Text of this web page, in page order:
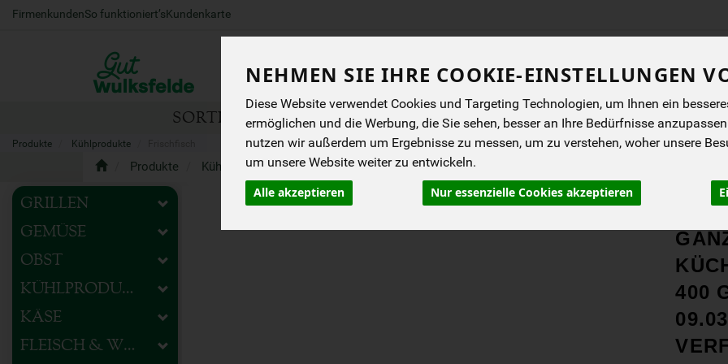
NEHMEN SIE IHRE COOKIE-EINSTELLUNGEN
Diese Website verwendet Cookies und Targeting Technologien, um Ihnen ein
ermöglichen und die Werbung, die Sie sehen, besser an Ihre Bedürfnisse
nutzen wir außerdem um Ergebnisse zu messen, um zu verstehen, woher unsere
um unsere Website weiter zu entwickeln.
Alle akzeptieren Nur essenzielle Cookies akzeptieren
FirmenkundenSo funktioniert’sKundenkarte
Produkt
SORTIMENT HOFEIGENES BIOKISTEN ANGEBOTE NEUES
Produkte Kühlprodukte
Produkte Kühlprodukte Frischfisch
GRILLEN
GEMÜSE
OBST
KÜHLPRODUKTE
KÄSE
FLEISCH & WURST
400